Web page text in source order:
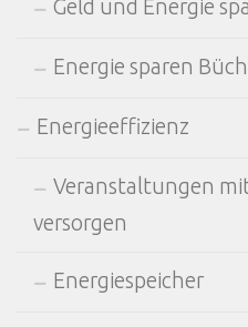
Geld und Energie
Energie sparen
Energieeffizienz
Veranstaltungen
versorgen
Energiespeicher